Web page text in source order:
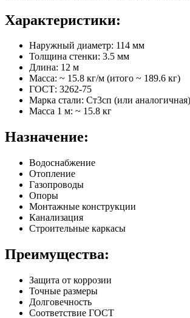
Характеристики:
Наружный диаметр: 114 мм
Толщина стенки: 3.5 мм
Длина: 12 м
Масса: ~ 15.8 кг/м (итого ~ 189.6 кг)
ГОСТ: 3262-75
Марка стали: Ст3сп (или аналогичная)
Масса 1 м: ~ 15.8 кг
Назначение:
Водоснабжение
Отопление
Газопроводы
Опоры
Монтажные конструкции
Канализация
Строительные каркасы
Преимущества:
Защита от коррозии
Точные размеры
Долговечность
Соответствие ГОСТ